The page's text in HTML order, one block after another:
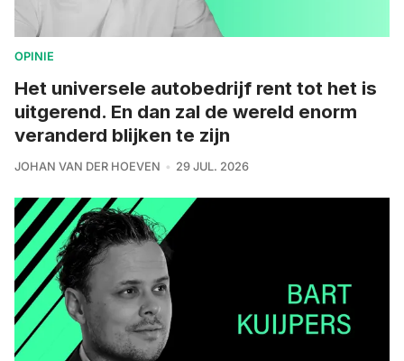
OPINIE
Het universele autobedrijf rent tot het is
uitgerend. En dan zal de wereld enorm
veranderd blijken te zijn
JOHAN VAN DER HOEVEN 29 JUL. 2026